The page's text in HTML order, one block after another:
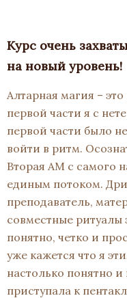
Курс очень
на новый уровень!
Алтарная магия –
первой части я с
первой части было
войти в ритм.
Вторая АМ с самого
единым потоком.
преподаватель,
совместные ритуалы
понятно, четко и
уже кажется что я
настолько понятно
приступала к